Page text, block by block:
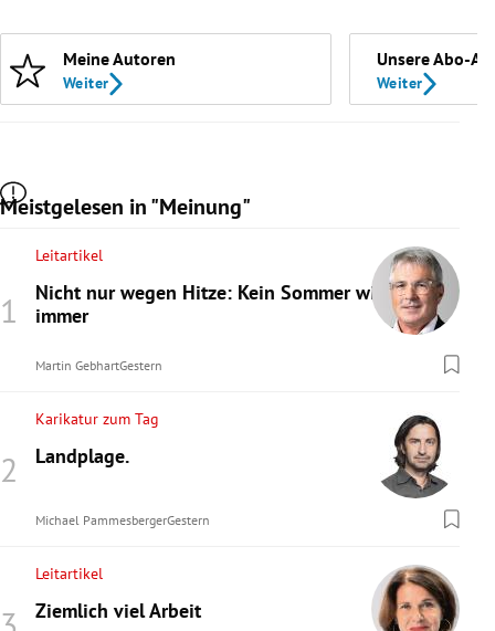
Meine Autoren
Weiter
Unsere Abo-
Weiter
Meistgelesen in "Meinung"
Leitartikel
Nicht nur wegen Hitze: Kein Sommer wie
immer
Martin GebhartGestern
Karikatur zum Tag
Landplage.
Michael PammesbergerGestern
Leitartikel
Ziemlich viel Arbeit